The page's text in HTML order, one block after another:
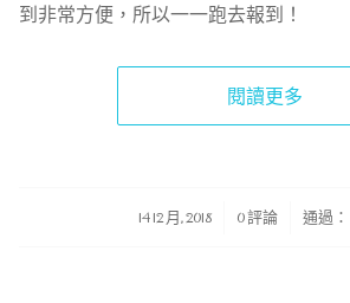
到非常方便，所以一一跑去報到！
閱讀更多
14 12 月, 2018
/ 0 評論 通過：